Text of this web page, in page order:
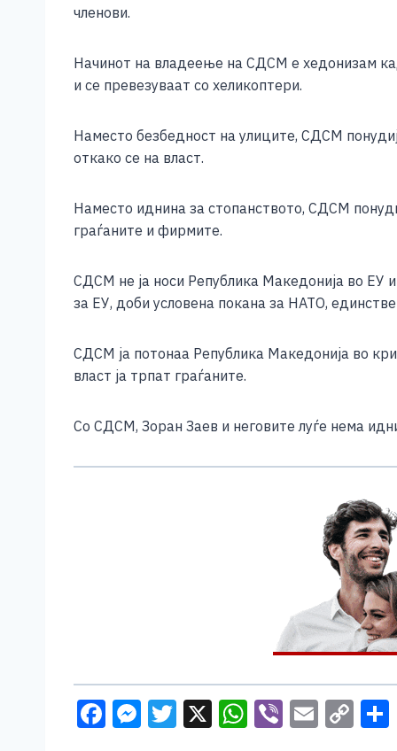
членови.
Начинот на владеење на СДСМ е хедонизам
и се превезуваат со хеликоптери.
Наместо безбедност на улиците, СДСМ
откако се на власт.
Наместо иднина за стопанството, СДСМ
граѓаните и фирмите.
СДСМ не ја носи Република Македонија во ЕУ
за ЕУ, доби условена покана за НАТО,
СДСМ ја потонаа Република Македонија во
власт ја трпат граѓаните.
Со СДСМ, Зоран Заев и неговите луѓе нема
F M T X W Vi E C